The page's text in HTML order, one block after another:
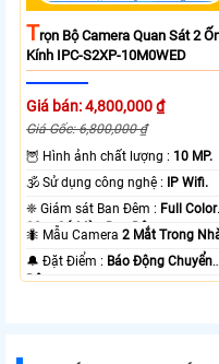
TRọn Bộ Camera Quan Sát 2
Kính IPC-S2XP-10M0WED
Giá bán: 4,800,000 ₫
Giá Gốc: 6,800,000 ₫
🦉 Hình ảnh chất lượng : 10 MP.
🕉️ Sử dụng công nghệ :
IP Wifi.
❈ Giám sát Ban Đêm : Full Color
20m Có Màu Ban Ðêm.
🐜 Mẫu Camera2 Mắt Trong
️🔔 Đặt Điểm : Báo Động Chuyển
Động.